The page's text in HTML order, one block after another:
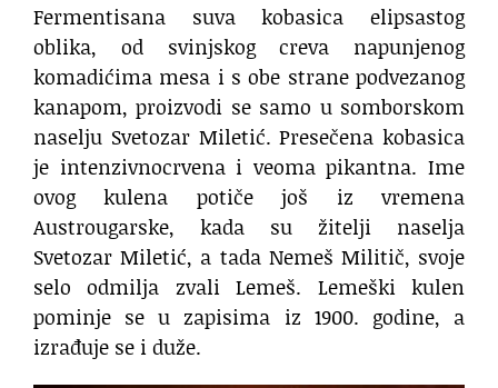
Fermentisana suva kobasica elipsastog
oblika, od svinjskog creva napunjenog
komadićima mesa i s obe strane podvezanog
kanapom, proizvodi se samo u somborskom
naselju Svetozar Miletić. Presečena kobasica
je intenzivnocrvena i veoma pikantna. Ime
ovog kulena potiče još iz vremena
Austrougarske, kada su žitelji naselja
Svetozar Miletić, a tada Nemeš Militič, svoje
selo odmilja zvali Lemeš. Lemeški kulen
pominje se u zapisima iz 1900. godine, a
izrađuje se i duže.